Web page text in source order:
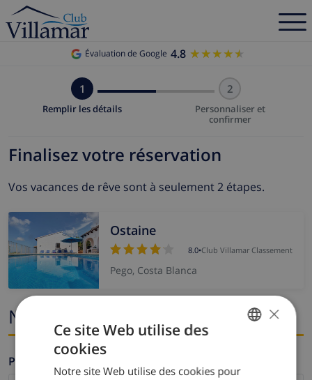
Évaluation de Google 4.8 ★★★★★
★★★★★
1
Remplir les détails
2
Personnaliser et
confirmer
Finalisez votre réservation
Vos vacances de rêve sont à seulement 2 étapes.
Ostaine
8.0•Club Villamar Classement
Pego, Costa Blanca
Nom et adresse e-mail
Prénom *
DUTCH
×
Ce site Web utilise des
cookies
Notre site Web utilise des cookies pour